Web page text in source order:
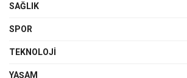
SAĞLIK
SPOR
TEKNOLOJI
YAŞAM